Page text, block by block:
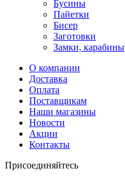
Бусины
Пайетки
Бисер
Заготовки
Замки, карабины
О компании
Доставка
Оплата
Поставщикам
Наши магазины
Новости
Акции
Контакты
Присоединяйтесь